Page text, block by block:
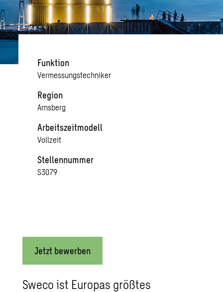
Funktion
Vermessungstechniker
Region
Arnsberg
Arbeitszeitmodell
Vollzeit
Stellennummer
S3079
Jetzt bewerben
Sweco ist Europas größtes